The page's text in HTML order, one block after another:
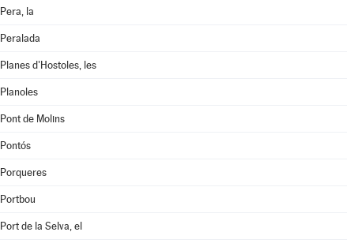
Pera, la
Peralada
Planes d'Hostoles, les
Planoles
Pont de Molins
Pontós
Porqueres
Portbou
Port de la Selva, el